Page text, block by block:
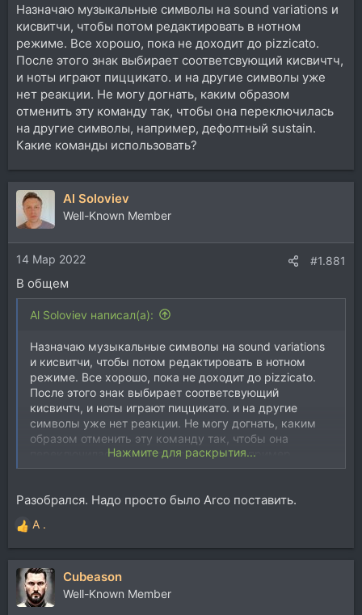
Назначаю музыкальные символы на sound variations и
кисвитчи, чтобы потом редактировать в нотном
режиме. Все хорошо, пока не доходит до pizzicato.
После этого знак выбирает соответсвующий кисвичтч,
и ноты играют пиццикато. и на другие символы уже
нет реакции. Не могу догнать, каким образом
отменить эту команду так, чтобы она переключилась
на другие символы, например, дефолтный sustain.
Какие команды использовать?
Al Soloviev
Well-Known Member
14 Мар 2022 #1.881
В общем
Al Soloviev написал(а):
Назначаю музыкальные символы на sound variations
и кисвитчи, чтобы потом редактировать в нотном
режиме. Все хорошо, пока не доходит до pizzicato.
После этого знак выбирает соответсвующий
кисвичтч, и ноты играют пиццикато. и на другие
символы уже нет реакции. Не могу догнать, каким
образом отменить эту команду так, чтобы она
переключилась на другие символы, например,
дефолтный sustain. Какие команды использовать?
Нажмите для раскрытия...
Разобрался. Надо просто было Arco поставить.
Р
е
а
к
ц
и
A .
Cubeason
Well-Known Member